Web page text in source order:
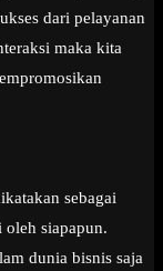
dari pelayanan
maka kita
sebagai
oleh siapapun.
dunia bisnis saja